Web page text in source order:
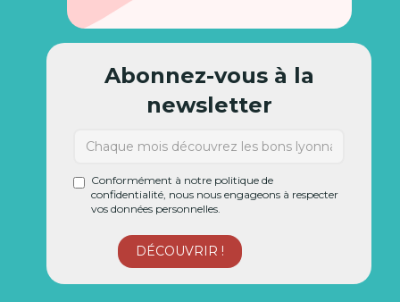
Abonnez-vous à la
newsletter
Conformément à notre politique de
confidentialité, nous nous engageons à respecter
vos données personnelles.